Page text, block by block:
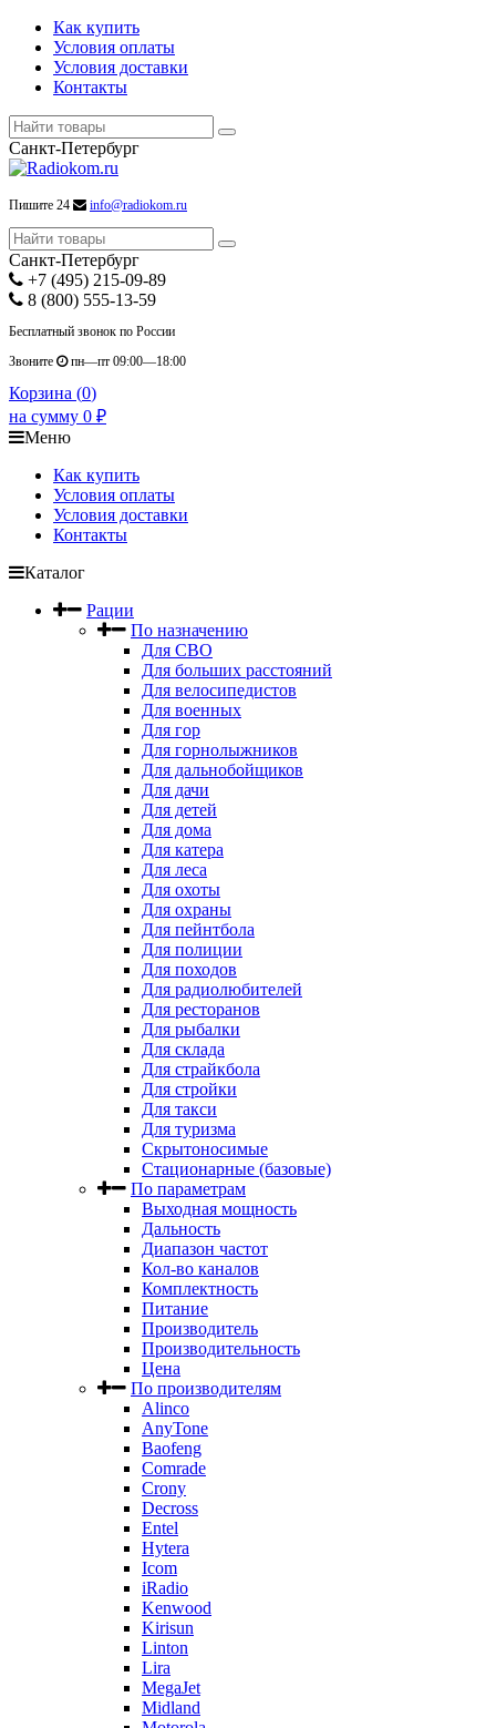
Как купить
Условия оплаты
Условия доставки
Контакты
Санкт-Петербург
Пишите 24 info@radiokom.ru
Санкт-Петербург
+7 (495) 215-09-89
8 (800) 555-13-59
Бесплатный звонок по России
Звоните
пн—пт 09:00—18:00
Корзина (0)
на сумму 0 ₽
Меню
Как купить
Условия оплаты
Условия доставки
Контакты
Каталог
Рации
По назначению
Для СВО
Для больших расстояний
Для велосипедистов
Для военных
Для гор
Для горнолыжников
Для дальнобойщиков
Для дачи
Для детей
Для дома
Для катера
Для леса
Для охоты
Для охраны
Для пейнтбола
Для полиции
Для походов
Для радиолюбителей
Для ресторанов
Для рыбалки
Для склада
Для страйкбола
Для стройки
Для такси
Для туризма
Скрытоносимые
Стационарные (базовые)
По параметрам
Выходная мощность
Дальность
Диапазон частот
Кол-во каналов
Комплектность
Питание
Производитель
Производительность
Цена
По производителям
Alinco
AnyTone
Baofeng
Comrade
Crony
Decross
Entel
Hytera
Icom
iRadio
Kenwood
Kirisun
Linton
Lira
MegaJet
Midland